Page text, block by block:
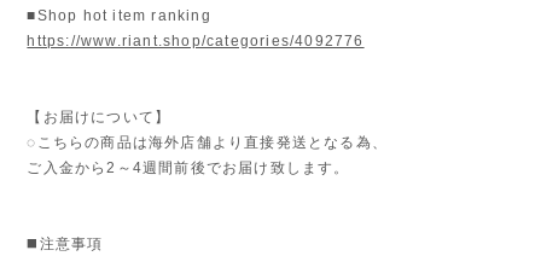
■Shop hot item ranking
https://www.riant.shop/categories/4092776
【お届けについて】
◌こちらの商品は海外店舗より直接発送となる為、
ご入金から2～4週間前後でお届け致します。
◼️注意事項